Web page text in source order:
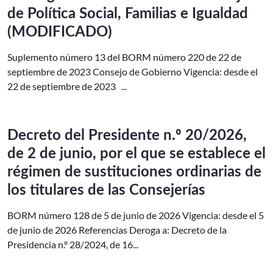
de Política Social, Familias e Igualdad
(MODIFICADO)
Suplemento número 13 del BORM número 220 de 22 de
septiembre de 2023 Consejo de Gobierno Vigencia: desde el
22 de septiembre de 2023 ...
Decreto del Presidente n.º 20/2026,
de 2 de junio, por el que se establece el
régimen de sustituciones ordinarias de
los titulares de las Consejerías
BORM número 128 de 5 de junio de 2026 Vigencia: desde el 5
de junio de 2026 Referencias Deroga a: Decreto de la
Presidencia n.º 28/2024, de 16...